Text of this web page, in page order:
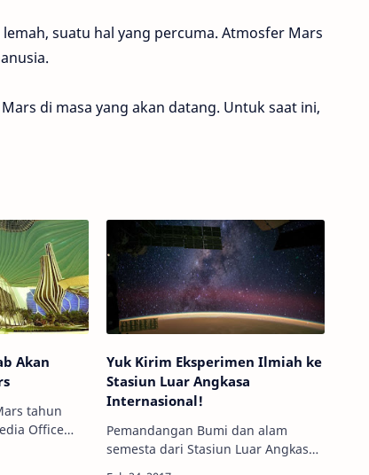
suatu hal yang percuma. Atmosfer Mars
di masa yang akan datang. Untuk saat ini,
Akan
tahun
Office
Yuk Kirim Eksperimen Ilmiah ke
Stasiun Luar Angkasa
Internasional!
Pemandangan Bumi dan alam
semesta dari Stasiun Luar Angkasa